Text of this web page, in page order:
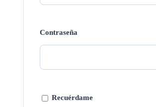
Contraseña
Recuérdame